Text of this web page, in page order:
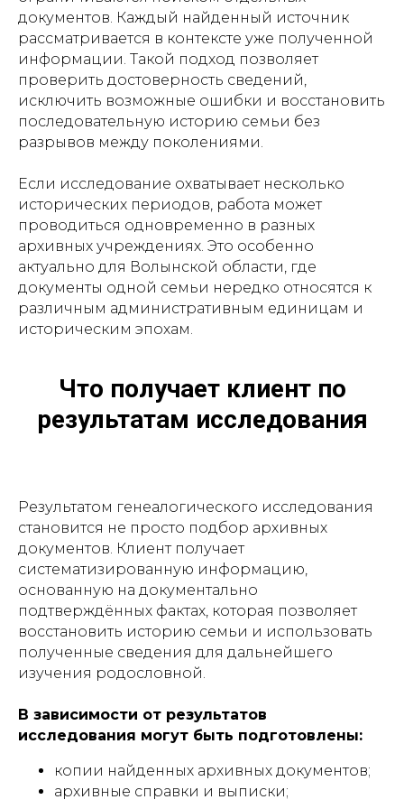
документов. Каждый найденный источник
рассматривается в контексте уже полученной
информации. Такой подход позволяет
проверить достоверность сведений,
исключить возможные ошибки и восстановить
последовательную историю семьи без
разрывов между поколениями.
Если исследование охватывает несколько
исторических периодов, работа может
проводиться одновременно в разных
архивных учреждениях. Это особенно
актуально для Волынской области, где
документы одной семьи нередко относятся к
различным административным единицам и
историческим эпохам.
Что получает клиент по
результатам исследования
Результатом генеалогического исследования
становится не просто подбор архивных
документов. Клиент получает
систематизированную информацию,
основанную на документально
подтверждённых фактах, которая позволяет
восстановить историю семьи и использовать
полученные сведения для дальнейшего
изучения родословной.
В зависимости от результатов
исследования могут быть подготовлены:
копии найденных архивных документов;
архивные справки и выписки;